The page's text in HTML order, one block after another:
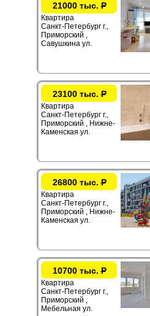
21000 тыс.Р
Квартира
Санкт-Петербург г.,
Приморский ,
Савушкина ул.
23100 тыс.Р
Квартира
Санкт-Петербург г.,
Приморский , Нижне-
Каменская ул.
26800 тыс.Р
Квартира
Санкт-Петербург г.,
Приморский , Нижне-
Каменская ул.
10700 тыс.Р
Квартира
Санкт-Петербург г.,
Приморский ,
Мебельная ул.